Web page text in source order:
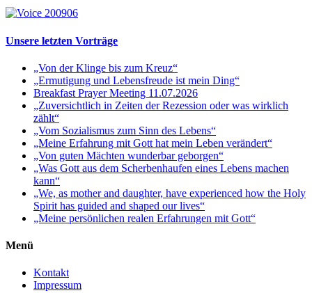
Unsere letzten Vorträge
„Von der Klinge bis zum Kreuz“
„Ermutigung und Lebensfreude ist mein Ding“
Breakfast Prayer Meeting 11.07.2026
„Zuversichtlich in Zeiten der Rezession oder was wirklich
zählt“
„Vom Sozialismus zum Sinn des Lebens“
„Meine Erfahrung mit Gott hat mein Leben verändert“
„Von guten Mächten wunderbar geborgen“
„Was Gott aus dem Scherbenhaufen eines Lebens machen
kann“
„We, as mother and daughter, have experienced how the Holy
Spirit has guided and shaped our lives“
„Meine persönlichen realen Erfahrungen mit Gott“
Menü
Kontakt
Impressum